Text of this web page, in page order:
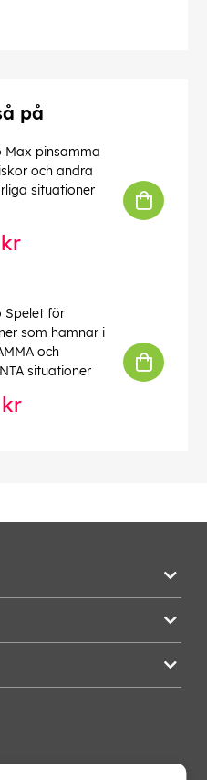
automatiskt, fel kan
på
Max pinsamma
och andra
situationer
Spelet för
som hamnar i
och
situationer
kr